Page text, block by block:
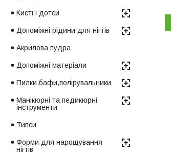
Кисті і дотси
Допоміжні рідини для нігтів
Акрилова пудра
Допоміжні матеріали
Пилки,бафи,полірувальники
Манікюрні та педикюрні
інструменти
Типси
Форми для нарощування
нігтів